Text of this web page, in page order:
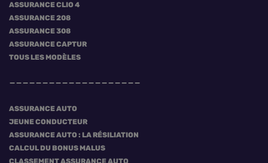
ASSURANCE CLIO 4
ASSURANCE 208
ASSURANCE 308
ASSURANCE CAPTUR
TOUS LES MODÈLES
ASSURANCE AUTO
JEUNE CONDUCTEUR
ASSURANCE AUTO : LA RÉSILIATION
CALCUL DU BONUS MALUS
CLASSEMENT ASSURANCE AUTO